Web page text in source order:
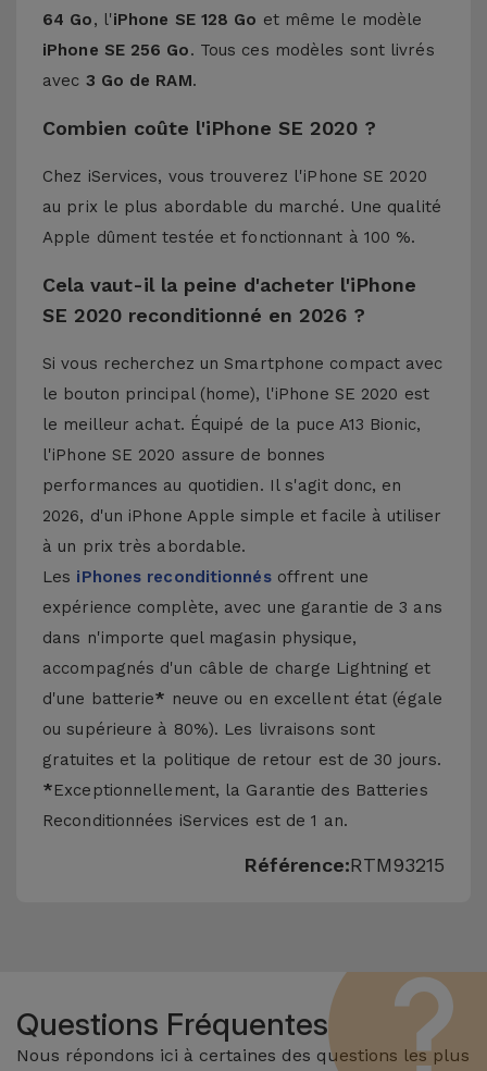
64 Go, l'iPhone SE 128 Go et même le modèle
iPhone SE 256 Go. Tous ces modèles sont livrés
avec 3 Go de RAM.
Combien coûte l'iPhone SE 2020 ?
Chez iServices, vous trouverez l'iPhone SE 2020
au prix le plus abordable du marché. Une qualité
Apple dûment testée et fonctionnant à 100 %.
Cela vaut-il la peine d'acheter l'iPhone
SE 2020 reconditionné en 2026 ?
Si vous recherchez un Smartphone compact avec
le bouton principal (home), l'iPhone SE 2020 est
le meilleur achat. Équipé de la puce A13 Bionic,
l'iPhone SE 2020 assure de bonnes
performances au quotidien. Il s'agit donc, en
2026, d'un iPhone Apple simple et facile à utiliser
à un prix très abordable.
Les iPhones reconditionnésoffrent une
expérience complète, avec une garantie de 3 ans
dans n'importe quel magasin physique,
accompagnés d'un câble de charge Lightning et
d'une batterie* neuve ou en excellent état (égale
ou supérieure à 80%). Les livraisons sont
gratuites et la politique de retour est de 30 jours.
*Exceptionnellement, la Garantie des Batteries
Reconditionnées iServices est de 1 an.
Référence:RTM93215
Questions Fréquentes
Nous répondons ici à certaines des questions les plus